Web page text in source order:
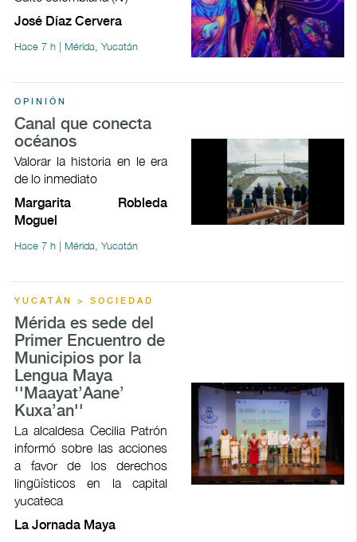
José Díaz Cervera
Hace 7 h | Mérida, Yucatán
OPINIÓN
Canal que conecta
océanos
Valorar la historia en le era
de lo inmediato
Margarita Robleda
Moguel
Hace 7 h | Mérida, Yucatán
YUCATÁN > SOCIEDAD
Mérida es sede del
Primer Encuentro de
Municipios por la
Lengua Maya
''Maayat’Aane’
Kuxa’an''
La alcaldesa Cecilia Patrón
informó sobre las acciones
a favor de los derechos
lingüísticos en la capital
yucateca
La Jornada Maya